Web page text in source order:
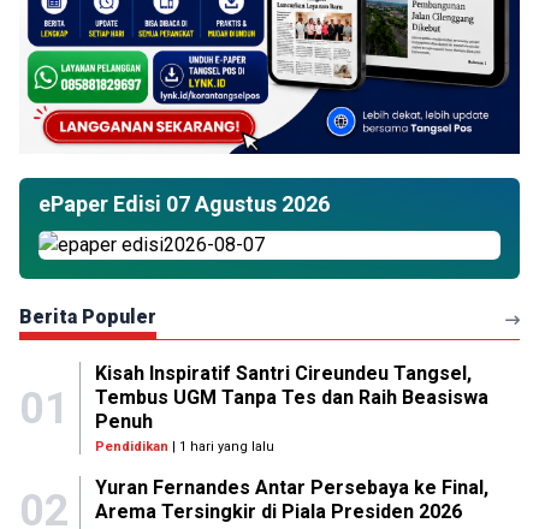
ePaper Edisi 07 Agustus 2026
Berita Populer
01
Kisah Inspiratif Santri Cireundeu Tangsel,
Tembus UGM Tanpa Tes dan Raih Beasiswa
Penuh
Pendidikan | 1 hari yang lalu
02
Yuran Fernandes Antar Persebaya ke Final,
Arema Tersingkir di Piala Presiden 2026